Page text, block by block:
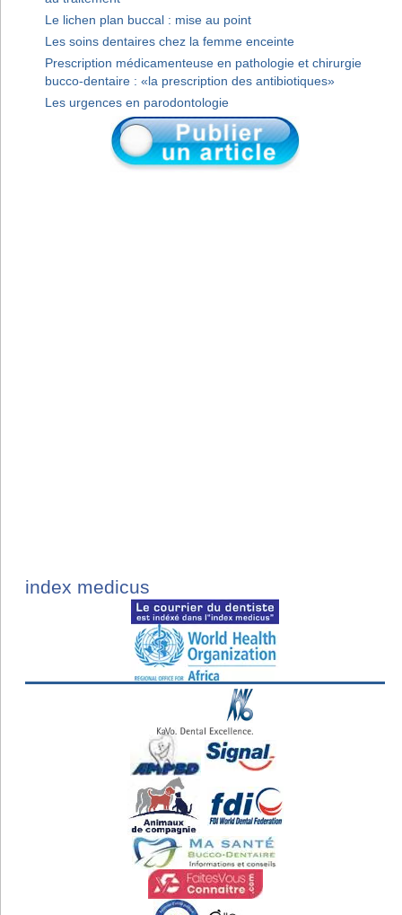
Le lichen plan buccal : mise au point
Les soins dentaires chez la femme enceinte
Prescription médicamenteuse en pathologie et chirurgie
bucco-dentaire : «la prescription des antibiotiques»
Les urgences en parodontologie
index medicus